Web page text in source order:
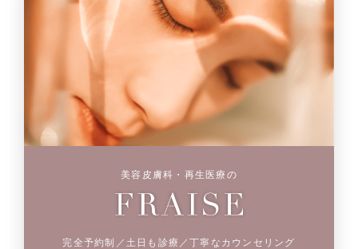
美容皮膚科・再生医療の
完全予約制／土日も診療／丁寧なカウンセリング